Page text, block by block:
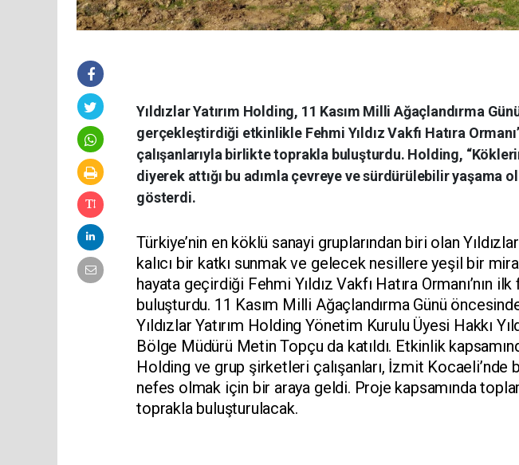
Yıldızlar Yatırım Holding, 11 Kasım Milli Ağaçlandırma
gerçekleştirdiği etkinlikle Fehmi Yıldız Vakfı Hatıra
çalışanlarıyla birlikte toprakla buluşturdu. Holding,
diyerek attığı bu adımla çevreye ve sürdürülebilir yaşama
gösterdi.
Türkiye’nin en köklü sanayi gruplarından biri olan
kalıcı bir katkı sunmak ve gelecek nesillere yeşil bir
hayata geçirdiği Fehmi Yıldız Vakfı Hatıra Ormanı’nın
buluşturdu. 11 Kasım Milli Ağaçlandırma Günü
Yıldızlar Yatırım Holding Yönetim Kurulu Üyesi Hakkı
Bölge Müdürü Metin Topçu da katıldı. Etkinlik
Holding ve grup şirketleri çalışanları, İzmit Kocaeli’nde
nefes olmak için bir araya geldi. Proje kapsamında
toprakla buluşturulacak.